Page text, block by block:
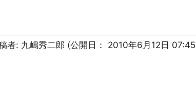
者: 九嶋秀二郎 (公開日： 2010年6月12日 07:45